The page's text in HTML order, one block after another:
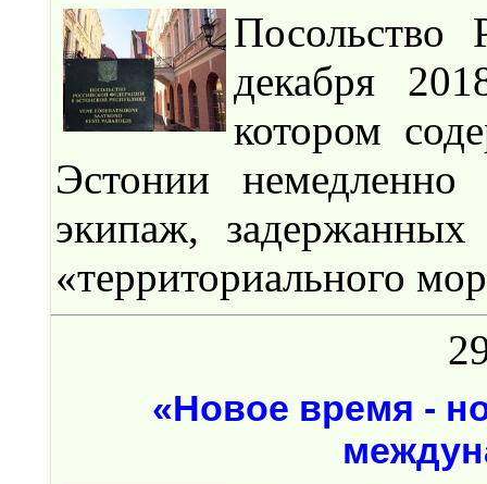
Посольство
декабря
котором
Эстонии
экипаж,
«территориального
«Новое время -